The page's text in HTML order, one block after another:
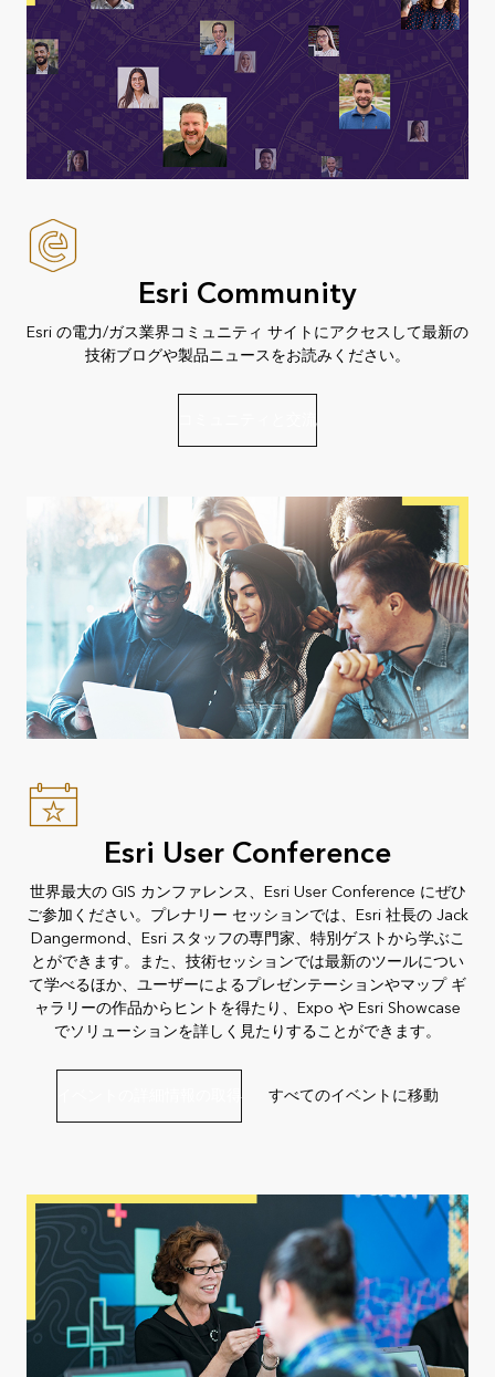
Esri Community
Esri の電力/ガス業界コミュニティ サイトにアクセスして最新の
技術ブログや製品ニュースをお読みください。
コミュニティと交流
Esri User Conference
世界最大の GIS カンファレンス、Esri User Conference にぜひ
ご参加ください。プレナリー セッションでは、Esri 社長の Jack
Dangermond、Esri スタッフの専門家、特別ゲストから学ぶこ
とができます。また、技術セッションでは最新のツールについ
て学べるほか、ユーザーによるプレゼンテーションやマップ ギ
ャラリーの作品からヒントを得たり、Expo や Esri Showcase
でソリューションを詳しく見たりすることができます。
イベントの詳細情報の取得 すべてのイベントに移動